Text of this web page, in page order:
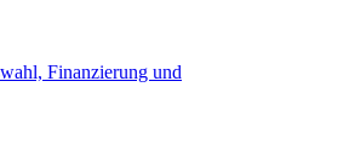
Finanzierung und